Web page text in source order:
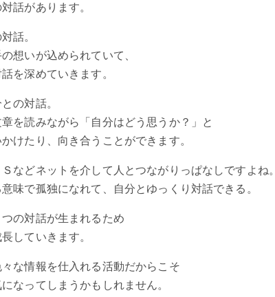
話があります。
話。
想いが込められていて、
を深めていきます。
の対話。
を読みながら「自分はどう思うか？」と
けたり、向き合うことができます。
などネットを介して人とつながりっぱなしですよね。
味で孤独になれて、自分とゆっくり対話できる。
の対話が生まれるため
していきます。
な情報を仕入れる活動だからこそ
なってしまうかもしれません。